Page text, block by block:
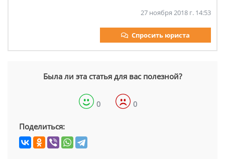
27 ноября 2018 г. 14:53
Спросить юриста
Была ли эта статья для вас полезной?
0 0
Поделиться: